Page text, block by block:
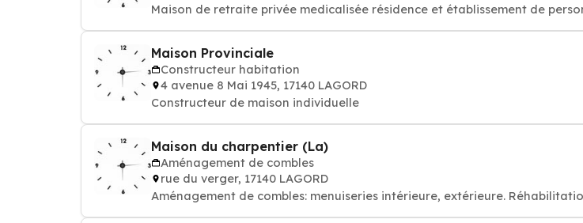
Maison de retraite privée medicalisée résidence et établissement de
Maison Provinciale
Constructeur habitation
4 avenue 8 Mai 1945, 17140 LAGORD
Constructeur de maison individuelle
Maison du charpentier (La)
Aménagement de combles
rue du verger, 17140 LAGORD
Aménagement de combles: menuiseries intérieure, extérieure.